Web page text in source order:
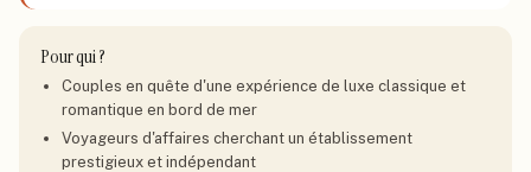
Pour qui ?
Couples en quête d'une expérience de luxe classique et
romantique en bord de mer
Voyageurs d'affaires cherchant un établissement
prestigieux et indépendant